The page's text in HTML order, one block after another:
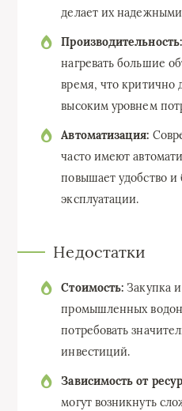
делает их
Производительность:
нагревать большие
время, что критично
высоким уровнем
Автоматизация:
часто имеют
повышает удобство и
эксплуатации.
Недостатки
Стоимость: Закупка
промышленных
потребовать
инвестиций.
Зависимость от
могут возникнуть